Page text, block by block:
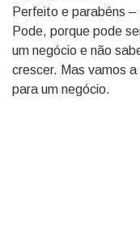
Perfeito e parabéns
Pode, porque pode
um negócio e não
crescer. Mas vamos
para um negócio.